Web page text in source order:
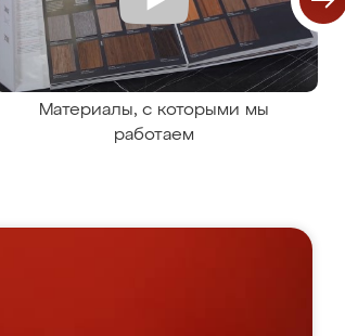
Материалы, с которыми мы
работаем